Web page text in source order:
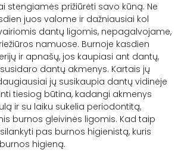
stengiamės prižiūrėti savo kūną. Ne
juos valome ir dažniausiai kol
dantų ligomis, nepagalvojame,
namuose. Burnoje kasdien
ir apnašų, jos kaupiasi ant dantų,
dantų akmenys. Kartais jų
jų susikaupia dantų vidinėje
tiesiog būtina, kadangi akmenys
ir su laiku sukelia periodontitą,
burnos gleivinės ligomis. Kad taip
pas burnos higienistą, kuris
higieną.